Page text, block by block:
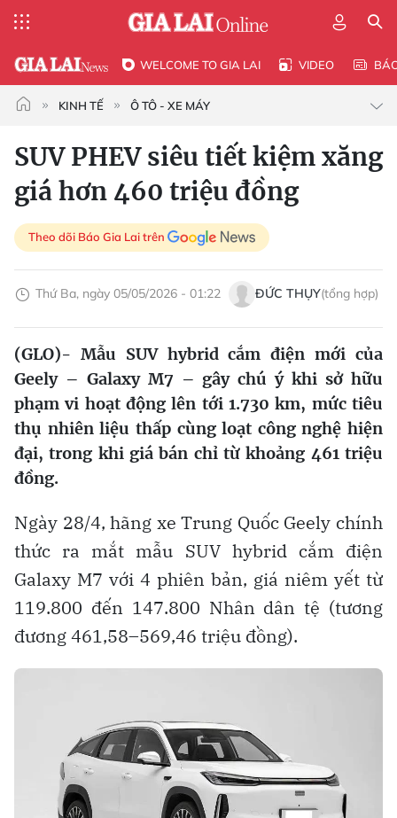
WELCOME TO GIA LAI VIDEO
KINH TẾ Ô TÔ - XE MÁY
SUV PHEV siêu tiết kiệm xăng
giá hơn 460 triệu đồng
Theo dõi Báo Gia Lai trên
Thứ Ba, ngày 05/05/2026 - 01:22 ĐỨC THỤY(tổng hợp)
(GLO)- Mẫu SUV hybrid cắm điện mới của
Geely – Galaxy M7 – gây chú ý khi sở hữu
phạm vi hoạt động lên tới 1.730 km, mức tiêu
thụ nhiên liệu thấp cùng loạt công nghệ hiện
đại, trong khi giá bán chỉ từ khoảng 461 triệu
đồng.
Ngày 28/4, hãng xe Trung Quốc Geely chính
thức ra mắt mẫu SUV hybrid cắm điện
Galaxy M7 với 4 phiên bản, giá niêm yết từ
119.800 đến 147.800 Nhân dân tệ (tương
đương 461,58–569,46 triệu đồng).